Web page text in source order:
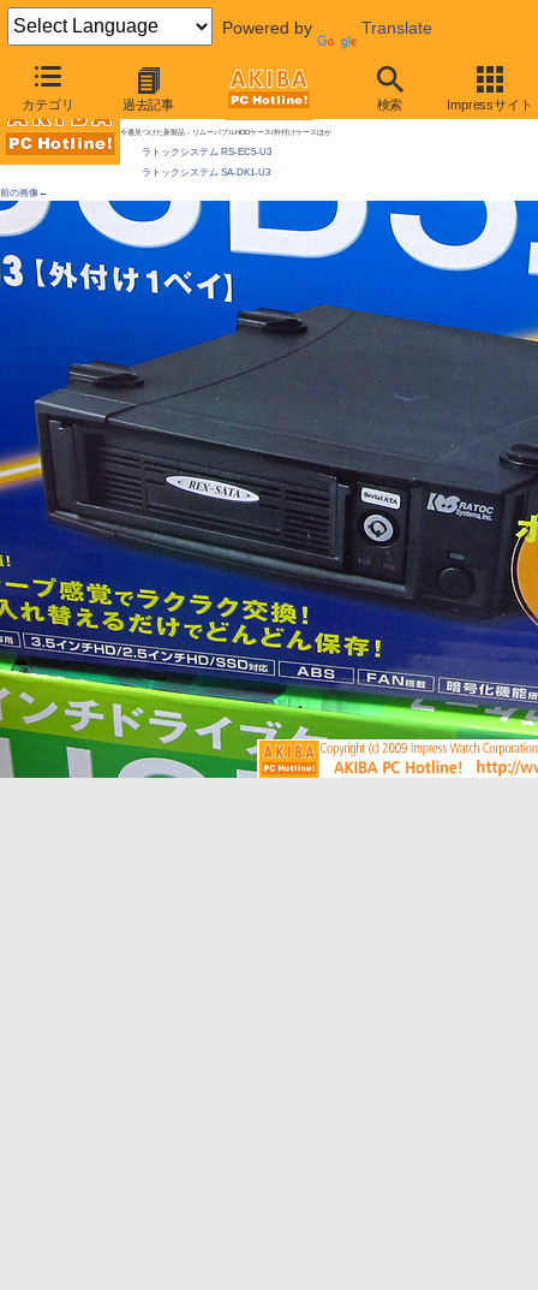
Powered by Translate
カテゴリ 過去記事 検索 Impressサイト
AKIBA PC Hotline! 2009年12月19日号
USB 3.0の外付けケースがラトックからも発売に
今週見つけた新製品：リムーバブルHDDケース/外付けケースほか
ラトックシステム RS-EC5-U3
ラトックシステム SA-DK1-U3
前の画像←